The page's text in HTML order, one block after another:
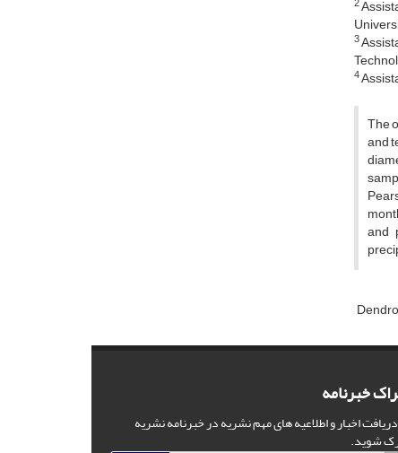
3
4
The
and
and
خبرنامه
اخبار و اطلاعیه های مهم نشریه در خبرنامه نشریه
شوید.